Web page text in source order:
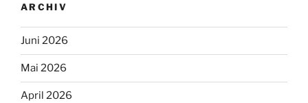
ARCHIV
Juni 2026
Mai 2026
April 2026